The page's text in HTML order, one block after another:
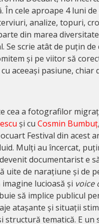
În cele aproape 4 luni
analize, topuri,
din marea
Se scrie atât de puțin
și pe viitor să
aceeași pasiune, chiar
cea a fotografilor
și cu Cosmin Bumbuț
Festival din acest
Mulți au încercat,
documentarist e
uite de narațiune și de
lucioasă și voice
să implice publicul
atașante și situații
structură tematică. E un